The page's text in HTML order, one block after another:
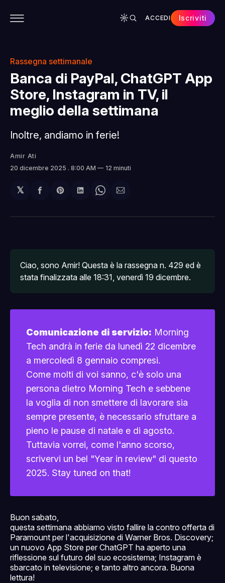
ACCEDI Iscriviti
Rassegna settimanale
Banca di PayPal, ChatGPT App
Store, Instagram in TV, il
meglio della settimana
Inoltre, andiamo in ferie!
Amir Ati
20 dicembre 2025 . 8:00 AM 12 minuti
𝕏
Condividi
Facebook
Share
Pinterest
Condividi
LinkedIn
Share
WhatsApp
Condividi
email
Ciao, sono Amir! Questa è la rassegna n. 429 ed è
stata finalizzata alle 18:31, venerdì 19 dicembre.
Comunicazione di servizio: Morning
Tech andrà in ferie da lunedì 22 dicembre
a mercoledì 8 gennaio compresi.
Come molti di voi sanno, c'è solo una
persona dietro Morning Tech e sebbene
la voglia di non smettere di lavorare sia
sempre presente, è necessario sfruttare a
pieno le pause di natale e di agosto.
Tuttavia vorrei, come l'anno scorso,
scrivervi un bel "Year in review" di questo
2025. Stay tuned on that!
Buon sabato,
questa settimana abbiamo visto fallire la contro offerta di
Paramount per l'acquisizione di Warner Bros. Discovery;
un nuovo App Store per ChatGPT ha aperto una
riflessione sul futuro del suo ecosistema; Instagram è
sbarcato in televisione; e tanto altro ancora. Buona
lettura!